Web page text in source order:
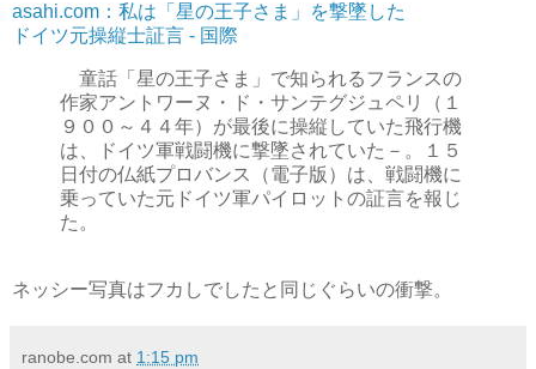
asahi.com：私は「星の王子さま」を撃墜した
ドイツ元操縦士証言 - 国際
童話「星の王子さま」で知られるフランスの
作家アントワーヌ・ド・サンテグジュペリ（１
９００～４４年）が最後に操縦していた飛行機
は、ドイツ軍戦闘機に撃墜されていた－。１５
日付の仏紙プロバンス（電子版）は、戦闘機に
乗っていた元ドイツ軍パイロットの証言を報じ
た。
ネッシー写真はフカしでしたと同じぐらいの衝撃。
ranobe.com at 1:15 pm